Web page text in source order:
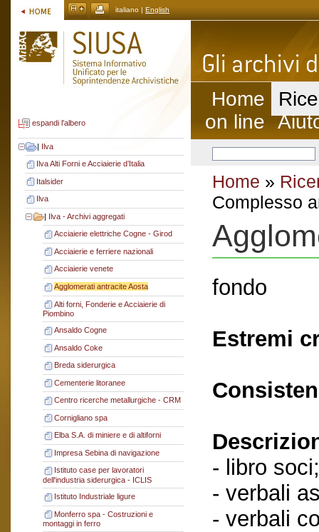
italiano | English
espandi l'albero
| Ilva
Ilva Alti Forni e Acciaierie d’Italia
Italsider
Ilva
| Ilva - Archivi aggregati
Acciaierie elettriche Cogne - Girod
Acciaierie e ferriere nazionali
Acciaierie venete
Agglomerati antracite Aosta
Alti forni, Fonderie e Acciaierie di
Piombino
Ansaldo Cogne
Ansaldo Coke
Breda siderurgica
Cementerie litoranee
Centro ricerche metallurgiche - CRM
Cornigliano spa
Elba S.A. di miniere e di altiforni
Impresa Sebina di navigazione
Istituto case per lavoratori
dell'industria siderurgica - ICLIS
Istituto Industriale ligure
Monferro spa - Costruzioni e
montaggi in ferro
Home
on line
Home »
Complesso
fondo
Estremi
- libro soci;
- verbali
- verbali